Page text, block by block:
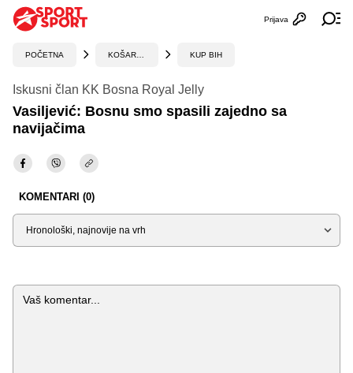
Otvori
Prijava
POČETNA KUP BIH
Iskusni član KK Bosna Royal Jelly
Vasiljević: Bosnu smo spasili zajedno sa
navijačima
KOMENTARI (0)
Sortiraj
Komentar